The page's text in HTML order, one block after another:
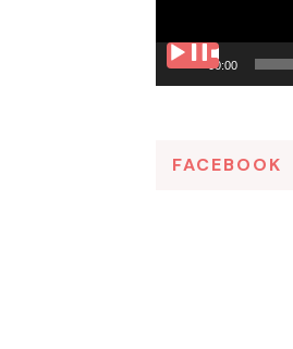
00:00
FACEBOOK